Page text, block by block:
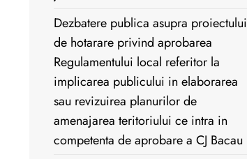
Dezbatere publica asupra proiectului
de hotarare privind aprobarea
Regulamentului local referitor la
implicarea publicului in elaborarea
sau revizuirea planurilor de
amenajarea teritoriului ce intra in
competenta de aprobare a CJ Bacau